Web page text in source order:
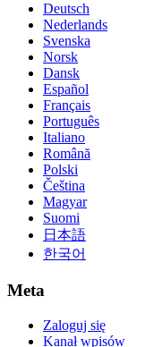
Deutsch
Nederlands
Svenska
Norsk
Dansk
Español
Français
Português
Italiano
Română
Polski
Čeština
Magyar
Suomi
日本語
한국어
Meta
Zaloguj się
Kanał wpisów